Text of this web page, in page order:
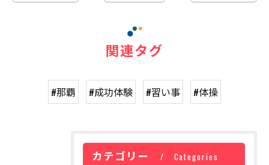
関連タグ
#那覇 #成功体験 #習い事 #体操
カテゴリー Categories